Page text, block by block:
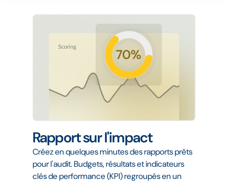
Rapport sur l'impact
Créez en quelques minutes des rapports prêts
pour l'audit. Budgets, résultats et indicateurs
clés de performance (KPI) regroupés en un